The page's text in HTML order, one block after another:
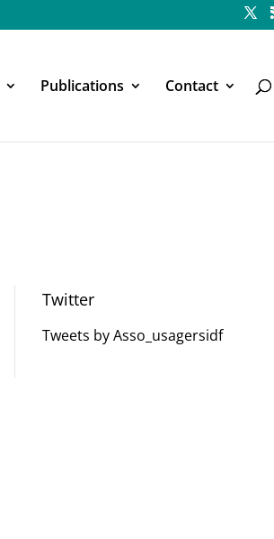
Publications Contact
Twitter
Tweets by Asso_usagersidf